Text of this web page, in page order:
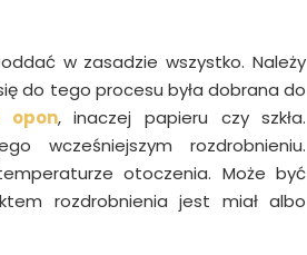
w zasadzie wszystko. Należy
do tego procesu była dobrana do
opon, inaczej papieru czy szkła.
wcześniejszym rozdrobnieniu.
otoczenia. Może być
rozdrobnienia jest miał albo